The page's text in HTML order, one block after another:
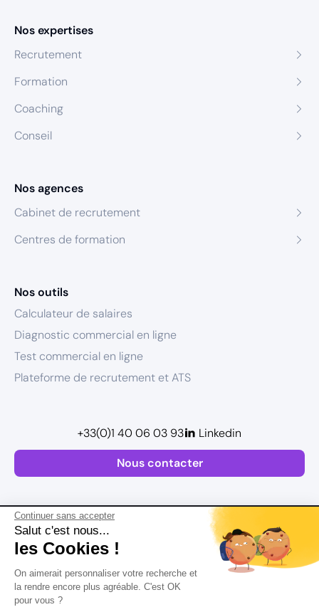
Continuer sans accepter
Salut c'est nous...
les Cookies !
On aimerait personnaliser votre recherche et
la rendre encore plus agréable. C'est OK
pour vous ?
Nos expertises
Recrutement
Formation
Coaching
Conseil
Nos agences
Cabinet de recrutement
Centres de formation
Nos outils
Calculateur de salaires
Diagnostic commercial en ligne
Test commercial en ligne
Plateforme de recrutement et ATS
Nous contacter
+33(0)1 40 06 03 93 Linkedin
Plan de site
Mentions légales